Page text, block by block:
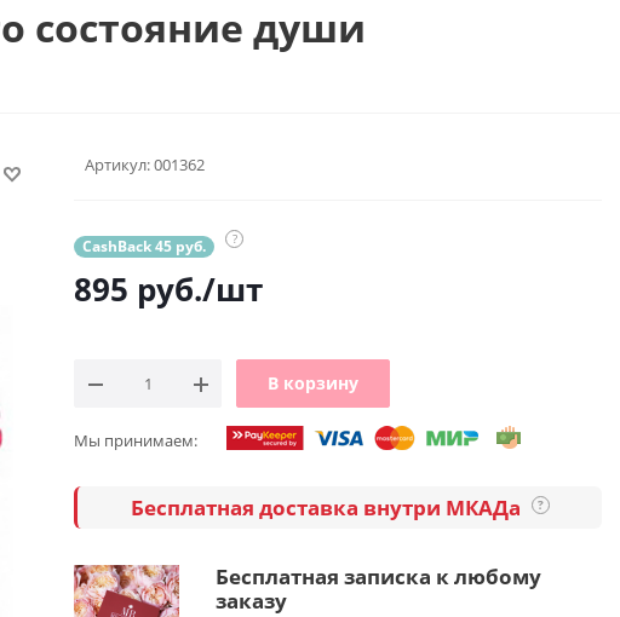
состояние души
Артикул:001362
CashBack 45 руб. ?
895 руб./шт
В корзину
Мы принимаем:
Бесплатная доставка внутри МКАДа ?
Бесплатная записка к любому
заказу